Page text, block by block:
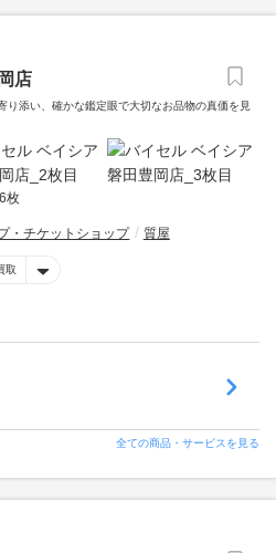
店
り添い、確かな鑑定眼で大切なお品物の真価を見
6枚
・チケットショップ 質屋
取
全ての商品・サービスを見る